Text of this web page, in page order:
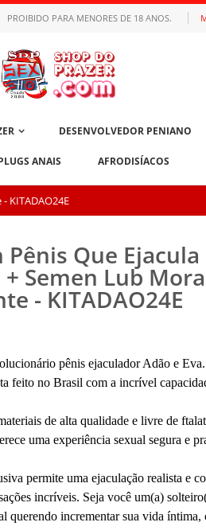
PROIBIDO PARA MENORES DE 18 ANOS.
DESENVOLVEDOR PENIANO
ANAIS AFRODISÍACOS
KITADAO24E
Pênis Que Ejacula
Semen Lub
- KITADAO24E
pênis ejaculador Adão e
feito no Brasil com a incrível
de alta qualidade e livre de
uma experiência sexual segura e
permite uma ejaculação realista e
incríveis. Seja você um(a)
querendo incrementar sua vida íntima,